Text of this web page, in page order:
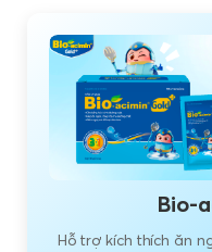
Bio-
Hỗ trợ kích thích ăn